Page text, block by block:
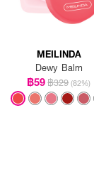
MEILINDA
Dewy Balm
฿59฿329 (82%)